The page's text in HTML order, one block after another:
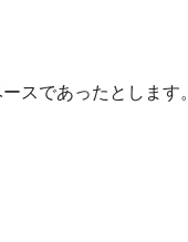
スであったとします。